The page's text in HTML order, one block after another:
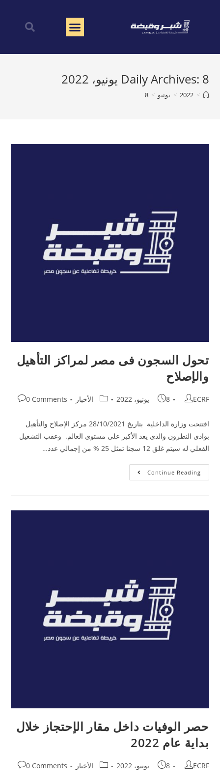
Daily Archives: 8 يونيو، 2022
>
2022
> يونيو >
8
تحول السجون فى مصر لمراكز التأهيل
والإصلاح
ECRF 8 يونيو، 2022 الأخبار 0 Comments
افتتحت وزارة الداخلية بتاريخ 28/10/2021 مركز الإصلاح والتأهيل
بوادى النطرون والذى يعد الأكبر على مستوى العالم. وعقب التشغيل
الفعلي له سيتم غلق 12 سجنا تمثل 25 % من إجمالي عدد…
Continue Reading
حصر الوفيات داخل مقار الإحتجاز خلال
بداية عام 2022
ECRF 8 يونيو، 2022 الأخبار 0 Comments